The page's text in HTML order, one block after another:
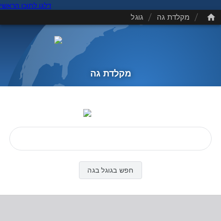
דלגו לתוכן הראשי
/ מקלדת גה / גוגל
מקלדת גה
חפש בגוגל בגה